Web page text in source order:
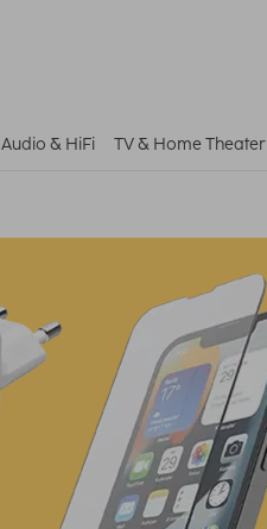
Audio & HiFi TV & Home Theater